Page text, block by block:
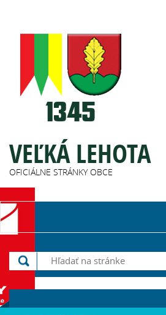
VEĽKÁ LEHOTA
OFICIÁLNE STRÁNKY OBCE